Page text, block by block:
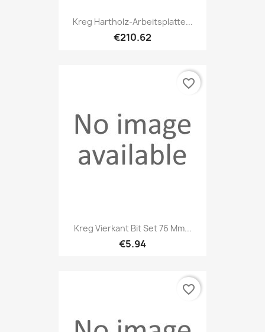
Kreg Hartholz-Arbeitsplatte...
€210.62
Kreg Vierkant Bit Set 76 Mm...
€5.94
favorite_border
favorite_border